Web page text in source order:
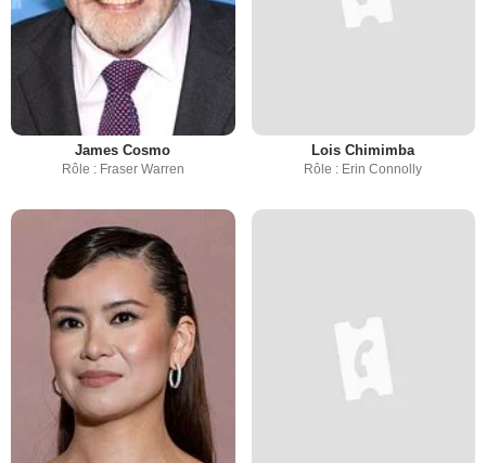
James Cosmo
Rôle : Fraser Warren
Lois Chimimba
Rôle : Erin Connolly